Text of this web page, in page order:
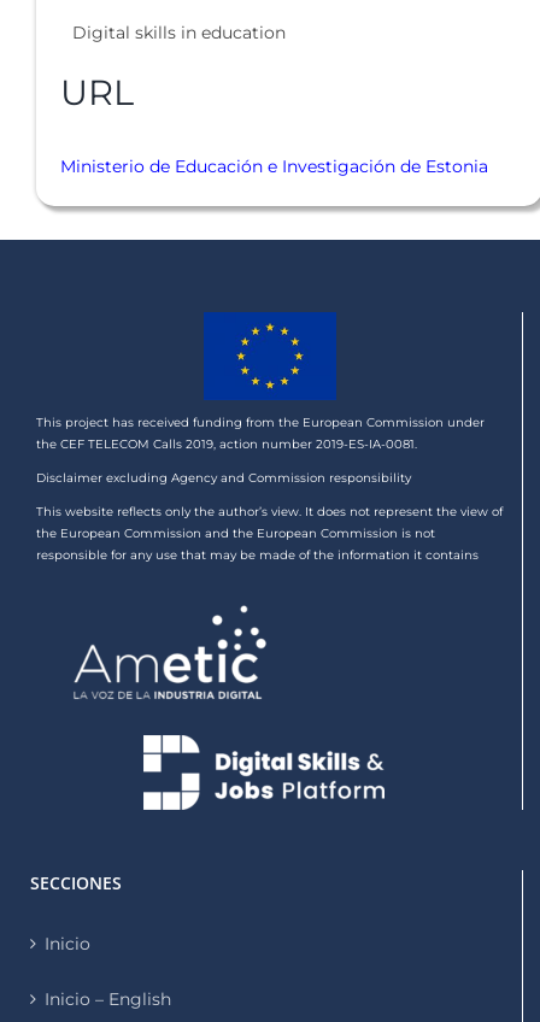
Digital skills in education
URL
Ministerio de Educación e Investigación de Estonia
This project has received funding from the European Commission under
the CEF TELECOM Calls 2019, action number 2019-ES-IA-0081.
Disclaimer excluding Agency and Commission responsibility
This website reflects only the author’s view. It does not represent the view of
the European Commission and the European Commission is not
responsible for any use that may be made of the information it contains
SECCIONES
Inicio
Inicio – English